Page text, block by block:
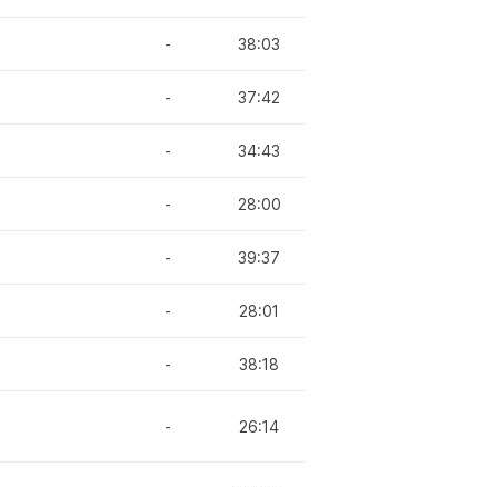
- 38:03
- 37:42
- 34:43
- 28:00
- 39:37
- 28:01
- 38:18
- 26:14